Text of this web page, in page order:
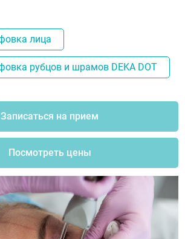
лица
рубцов и шрамов DEKA DOT
Записаться на прием
Посмотреть цены